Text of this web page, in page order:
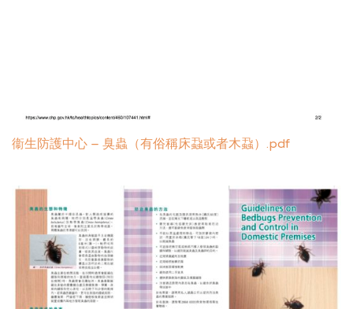
衞生防護中心 – 臭蟲（有俗稱床蝨或者木蝨）.pdf